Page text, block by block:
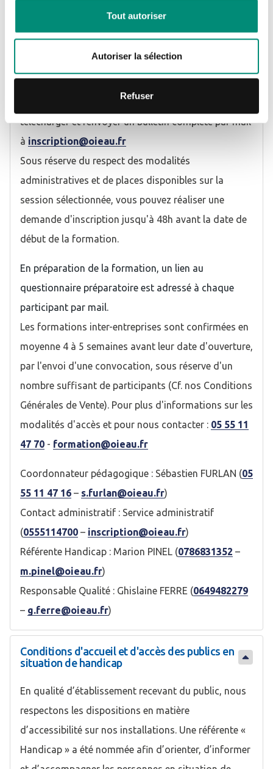
Tout autoriser
Autoriser la sélection
Refuser
Modalités et délais d'accès - Contacts
Pour vous inscrire à la formation, cliquer sur le lien
"S'inscrire", puis suivre la procédure de pré-
inscription proposée sur le site Internet ou
télécharger et renvoyer un bulletin complété par mail
à inscription@oieau.fr
Sous réserve du respect des modalités
administratives et de places disponibles sur la
session sélectionnée, vous pouvez réaliser une
demande d'inscription jusqu'à 48h avant la date de
début de la formation.
En préparation de la formation, un lien au
questionnaire préparatoire est adressé à chaque
participant par mail.
Les formations inter-entreprises sont confirmées en
moyenne 4 à 5 semaines avant leur date d'ouverture,
par l'envoi d'une convocation, sous réserve d'un
nombre suffisant de participants (Cf. nos Conditions
Générales de Vente). Pour plus d'informations sur les
modalités d'accès et pour nous contacter : 05 55 11
47 70 - formation@oieau.fr
Coordonnateur pédagogique : Sébastien FURLAN (05
55 11 47 16 – s.furlan@oieau.fr)
Contact administratif : Service administratif
(0555114700 – inscription@oieau.fr)
Référente Handicap : Marion PINEL (0786831352 –
m.pinel@oieau.fr)
Responsable Qualité : Ghislaine FERRE (0649482279
– g.ferre@oieau.fr)
Conditions d'accueil et d'accès des publics en
situation de handicap
En qualité d’établissement recevant du public, nous
respectons les dispositions en matière
d’accessibilité sur nos installations. Une référente «
Handicap » a été nommée afin d’orienter, d’informer